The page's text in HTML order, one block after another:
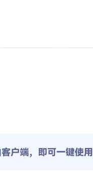
户端，即可一键使